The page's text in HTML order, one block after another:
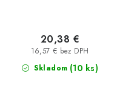
Skladom (10 ks)
16,57 € bez DPH
20,38 €